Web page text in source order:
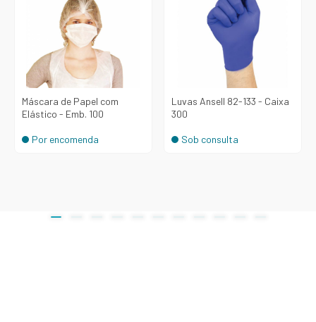
Máscara de Papel com
Elástico - Emb. 100
Por encomenda
Luvas Ansell 82-133 - Caixa
300
Sob consulta